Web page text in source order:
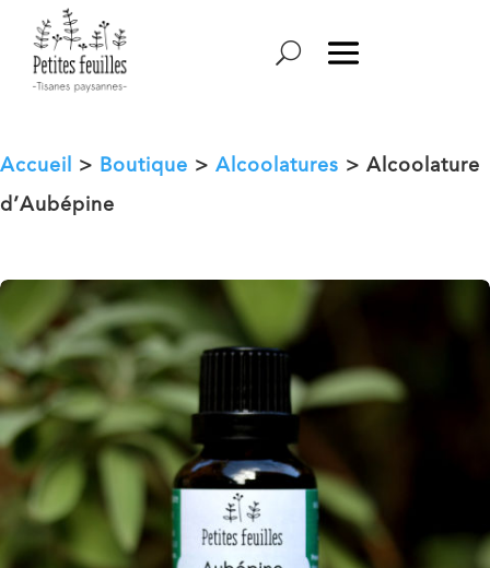
Accueil > Boutique > Alcoolatures > Alcoolature
d’Aubépine